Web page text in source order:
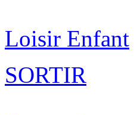
Loisir Enfant
SORTIR